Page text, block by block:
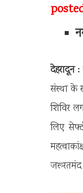
देहरादून :
संस्था के
शिविर
लिए
जरूरतमंद